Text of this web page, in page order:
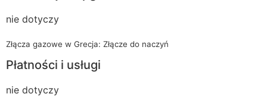
nie dotyczy
Złącza gazowe w Grecja: Złącze do naczyń
Płatności i usługi
nie dotyczy